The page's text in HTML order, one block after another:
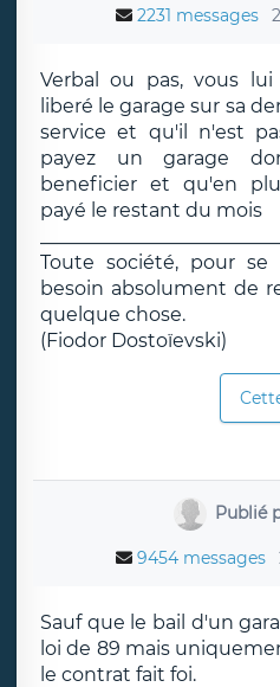
2231 messages
Verbal ou pas, vous
liberé le garage sur sa
service et qu'il n'est
payez un garage
beneficier et qu'en
payé le restant du mois
Toute société, pour
besoin absolument de
quelque chose.
(Fiodor Dostoïevski)
Publié
9454 messages
Sauf que le bail d'un
loi de 89 mais
le contrat fait foi.